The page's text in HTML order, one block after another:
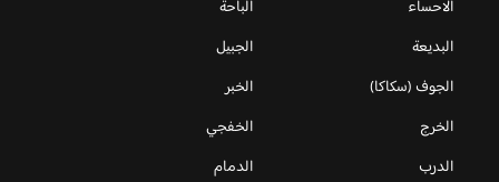
الاحساء
الباحة
البديعة
الجبيل
الجوف (سكاكا)
الخبر
الخرج
الخفجي
الدرب
الدمام